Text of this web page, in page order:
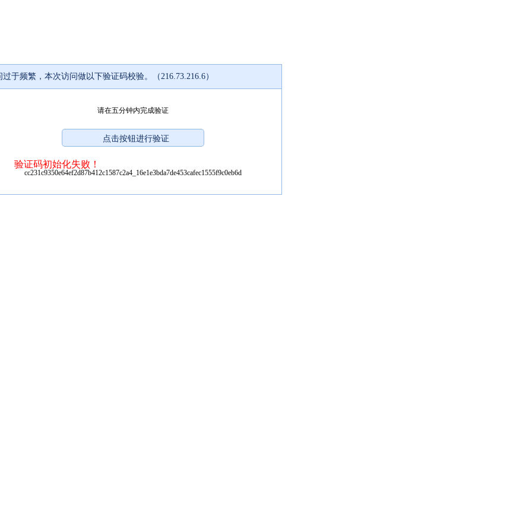
过于频繁，本次访问做以下验证码校验。（216.73.216.6）
请在五分钟内完成验证
验证码初始化失败！
cc231c9350e64ef2d87b412c1587c2a4_16e1e3bda7de453cafec1555f9c0eb6d